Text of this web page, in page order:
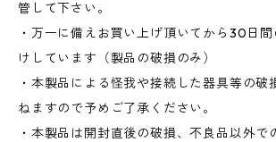
管して下さい。
・万一に備えお買い上げ頂いてから30日
けしています（製品の破損のみ）
・本製品による怪我や接続した器具等の破
ねますので予めご了承ください。
・本製品は開封直後の破損、不良品以外で